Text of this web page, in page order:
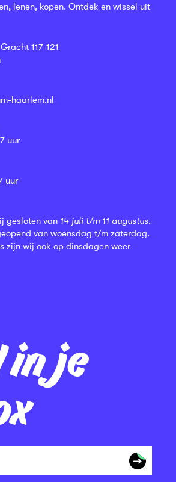
in je
lenen, kopen. Ontdek en wissel uit
117-121
haarlem.nl
uur
uur
gesloten van 14 juli t/m 11 augustus.
van woensdag t/m zaterdag.
zijn wij ook op dinsdagen weer